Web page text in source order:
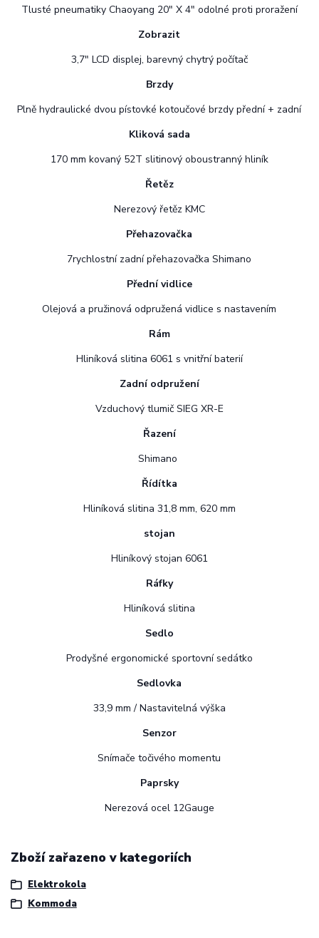
Tlusté pneumatiky Chaoyang 20" X 4" odolné proti proražení
Zobrazit
3,7" LCD displej, barevný chytrý počítač
Brzdy
Plně hydraulické dvou pístovké kotoučové brzdy přední + zadní
Kliková sada
170 mm kovaný 52T slitinový oboustranný hliník
Řetěz
Nerezový řetěz KMC
Přehazovačka
7rychlostní zadní přehazovačka Shimano
Přední vidlice
Olejová a pružinová odpružená vidlice s nastavením
Rám
Hliníková slitina 6061 s vnitřní baterií
Zadní odpružení
Vzduchový tlumič SIEG XR-E
Řazení
Shimano
Řídítka
Hliníková slitina 31,8 mm, 620 mm
stojan
Hliníkový stojan 6061
Ráfky
Hliníková slitina
Sedlo
Prodyšné ergonomické sportovní sedátko
Sedlovka
33,9 mm / Nastavitelná výška
Senzor
Snímače točivého momentu
Paprsky
Nerezová ocel 12Gauge
Zboží zařazeno v kategoriích
Elektrokola
Kommoda